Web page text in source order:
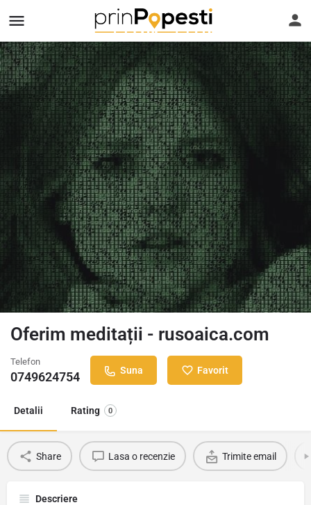
Oferim meditații - rusoaica.com
Telefon
0749624754 Suna Favorit
Detalii Rating 0
Share Lasa o recenzie Trimite email
Descriere